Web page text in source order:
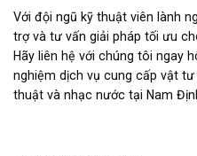
Với đội ngũ kỹ thuật viên lành
trợ và tư vấn giải pháp tối ưu
Hãy liên hệ với chúng tôi ngay
nghiệm dịch vụ cung cấp vật
thuật và nhạc nước tại Nam